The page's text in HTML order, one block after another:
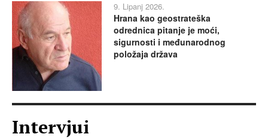
9. Lipanj 2026.
Hrana kao geostrateška
odrednica pitanje je moći,
sigurnosti i međunarodnog
položaja država
Intervjui